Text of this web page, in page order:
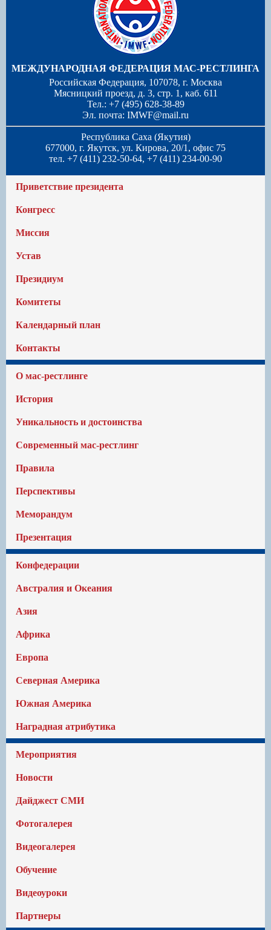
МЕЖДУНАРОДНАЯ ФЕДЕРАЦИЯ МАС-РЕСТЛИНГА
Российская Федерация, 107078, г. Москва
Мясницкий проезд, д. 3, стр. 1, каб. 611
Тел.: +7 (495) 628-38-89
Эл. почта: IMWF@mail.ru
Республика Саха (Якутия)
677000, г. Якутск, ул. Кирова, 20/1, офис 75
тел. +7 (411) 232-50-64, +7 (411) 234-00-90
Приветствие президента
Конгресс
Миссия
Устав
Президиум
Комитеты
Календарный план
Контакты
О мас-рестлинге
История
Уникальность и достоинства
Современный мас-рестлинг
Правила
Перспективы
Меморандум
Презентация
Конфедерации
Австралия и Океания
Азия
Африка
Европа
Северная Америка
Южная Америка
Наградная атрибутика
Мероприятия
Новости
Дайджест СМИ
Фотогалерея
Видеогалерея
Обучение
Видеоуроки
Партнеры